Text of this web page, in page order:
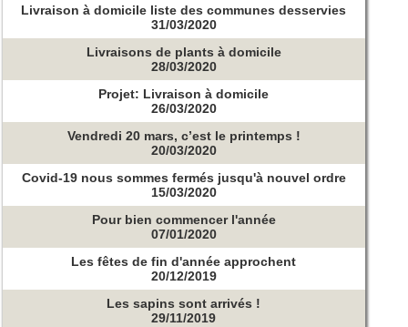
Livraison à domicile liste des communes desservies
31/03/2020
Livraisons de plants à domicile
28/03/2020
Projet: Livraison à domicile
26/03/2020
Vendredi 20 mars, c’est le printemps !
20/03/2020
Covid-19 nous sommes fermés jusqu'à nouvel ordre
15/03/2020
Pour bien commencer l'année
07/01/2020
Les fêtes de fin d'année approchent
20/12/2019
Les sapins sont arrivés !
29/11/2019